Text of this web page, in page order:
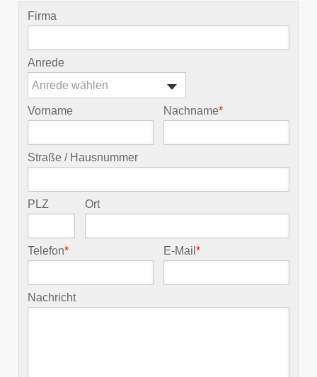
Firma
Anrede
Anrede wählen
Vorname Nachname*
Straße / Hausnummer
PLZ Ort
Telefon* E-Mail*
Nachricht